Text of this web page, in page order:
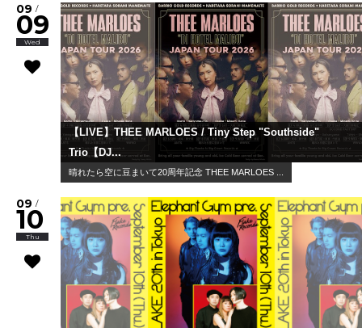
09 /
09
Wed
【LIVE】THEE MARLOES / Tiny Step "Southside"
Trio【DJ...
晴れたら空に豆まいて20周年記念 THEE MARLOES ...
09 /
10
Thu